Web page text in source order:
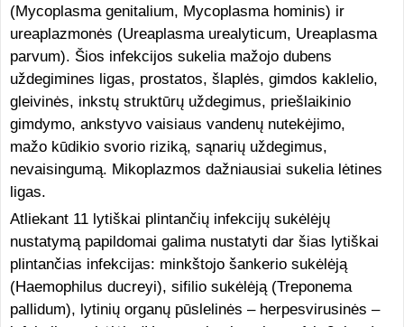
(Mycoplasma genitalium, Mycoplasma hominis) ir
ureaplazmonės (Ureaplasma urealyticum, Ureaplasma
parvum). Šios infekcijos sukelia mažojo dubens
uždegimines ligas, prostatos, šlaplės, gimdos kaklelio,
gleivinės, inkstų struktūrų uždegimus, priešlaikinio
gimdymo, ankstyvo vaisiaus vandenų nutekėjimo,
mažo kūdikio svorio riziką, sąnarių uždegimus,
nevaisingumą. Mikoplazmos dažniausiai sukelia lėtines
ligas.
Atliekant 11 lytiškai plintančių infekcijų sukėlėjų
nustatymą papildomai galima nustatyti dar šias lytiškai
plintančias infekcijas: minkštojo šankerio sukėlėją
(Haemophilus ducreyi), sifilio sukėlėją (Treponema
pallidum), lytinių organų pūslelinės – herpesvirusinės –